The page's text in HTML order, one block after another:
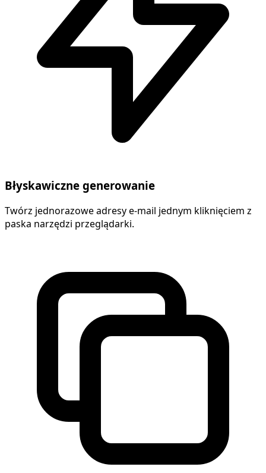
Błyskawiczne generowanie
Twórz jednorazowe adresy e-mail jednym kliknięciem z
paska narzędzi przeglądarki.